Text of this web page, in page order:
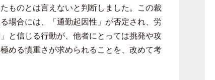
ものとは言えないと判断しました。この裁
場合には、「通勤起因性」が否定され、労
と信じる行動が、他者にとっては挑発や攻
める慎重さが求められることを、改めて考